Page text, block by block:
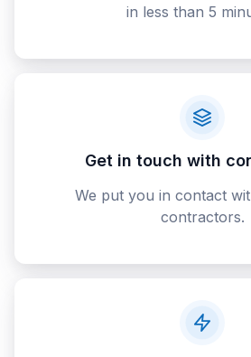
in less than 5
Get in touch with
We put you in contact
contractors.